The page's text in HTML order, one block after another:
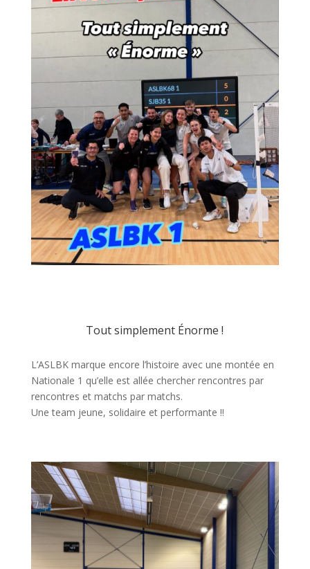
Tout simplement Énorme !
L’ASLBK marque encore l’histoire avec une montée en
Nationale 1 qu’elle est allée chercher rencontres par
rencontres et matchs par matchs.
Une team jeune, solidaire et performante !!